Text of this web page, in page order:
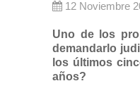
12 Noviembre
Uno de los
demandarlo
los últimos
años?